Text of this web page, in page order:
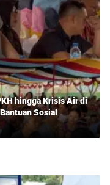
hingga Krisis Air di
Sosial